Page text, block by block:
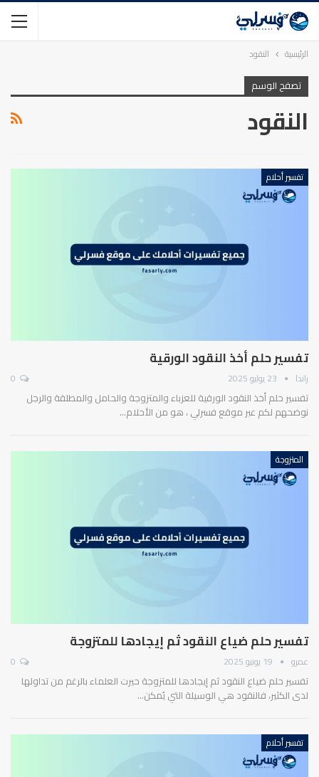
الرئيسية النقود
تصفح الوسم
النقود
تفسير أحلام
تفسير حلم أخذ النقود الورقية
راندا 23 يوليو 2025
تفسير حلم أخذ النقود الورقية للعزباء والمتزوجة والحامل والمطلقة والرجل
نوضحهم لكم عبر موقع فسرلي ، هو من الأحلام…
المتزوجة
تفسير حلم ضياع النقود ثم إيجادها للمتزوجة
عمرو 19 يونيو 2025
تفسير حلم ضياع النقود ثم إيجادها للمتزوجة حيرت العلماء بالرغم من تداولها
لدى الكثير، فالنقود هي الوسيلة التي يُمكن…
تفسير أحلام